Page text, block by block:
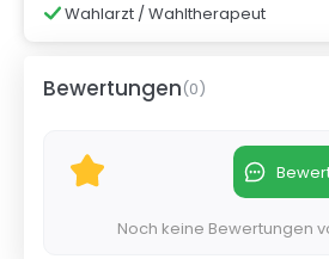
Wahlarzt / Wahltherapeut
Bewertungen(0)
Noch keine Bewertungen